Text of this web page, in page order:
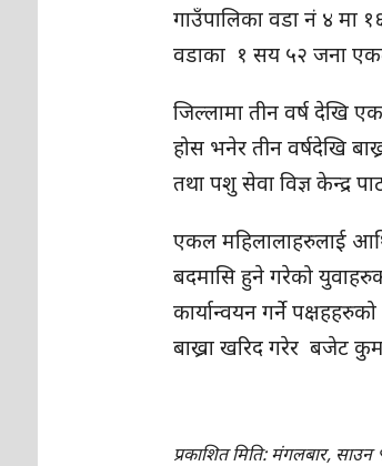
गाउँपालिका वडा नं ४ मा
वडाका १ सय ५२ जना
जिल्लामा तीन वर्ष देखि
होस भनेर तीन वर्षदेखि
तथा पशु सेवा विज्ञ केन्द्र
एकल महिलालाहरुलाई
बदमासि हुने गरेको
कार्यान्वयन गर्ने
बाख्रा खरिद गरेर बजेट
प्रकाशित मिति: मंगलबार,